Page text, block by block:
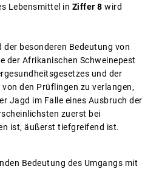
Lebensmittel in Ziffer 8 wird
besonderen Bedeutung von
der Afrikanischen Schweinepest
und der
den Prüflingen zu verlangen,
Jagd im Falle eines Ausbruch der
zuerst bei
ist, äußerst tiefgreifend ist.
Bedeutung des Umgangs mit